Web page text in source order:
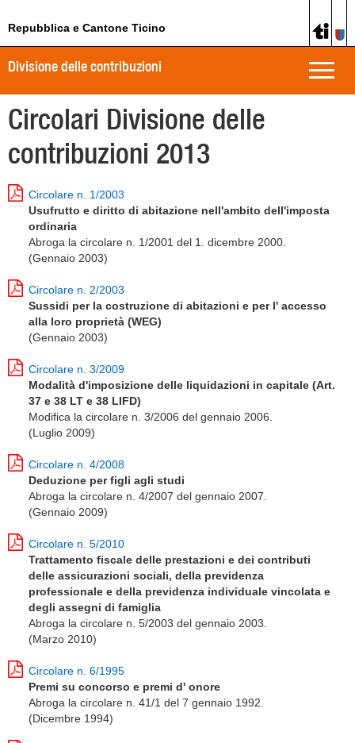
Repubblica e Cantone Ticino
Toggle
Divisione delle contribuzioni
Circolari Divisione delle
contribuzioni 2013
Circolare n. 1/2003
Usufrutto e diritto di abitazione nell'ambito dell'imposta
ordinaria
Abroga la circolare n. 1/2001 del 1. dicembre 2000.
(Gennaio 2003)
Circolare n. 2/2003
Sussidi per la costruzione di abitazioni e per l' accesso
alla loro proprietà (WEG)
(Gennaio 2003)
Circolare n. 3/2009
Modalità d'imposizione delle liquidazioni in capitale (Art.
37 e 38 LT e 38 LIFD)
Modifica la circolare n. 3/2006 del gennaio 2006.
(Luglio 2009)
Circolare n. 4/2008
Deduzione per figli agli studi
Abroga la circolare n. 4/2007 del gennaio 2007.
(Gennaio 2009)
Circolare n. 5/2010
Trattamento fiscale delle prestazioni e dei contributi
delle assicurazioni sociali, della previdenza
professionale e della previdenza individuale vincolata e
degli assegni di famiglia
Abroga la circolare n. 5/2003 del gennaio 2003.
(Marzo 2010)
Circolare n. 6/1995
Premi su concorso e premi d' onore
Abroga la circolare n. 41/1 del 7 gennaio 1992.
(Dicembre 1994)